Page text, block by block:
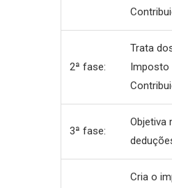
2ª fase:
Trata
Imposto
3ª fase:
Objetiva
Cria o